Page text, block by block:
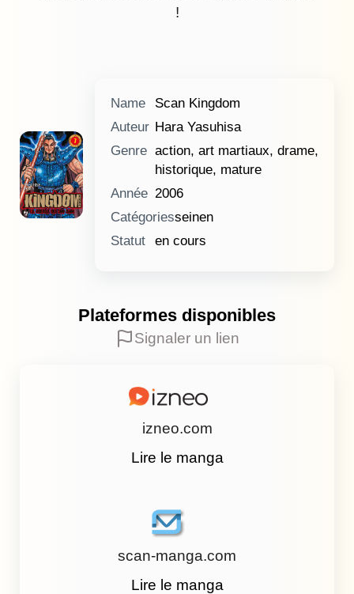
!
Name
Scan Kingdom
Auteur Hara Yasuhisa
Genre action, art martiaux, drame,
historique, mature
Année 2006
Catégoriesseinen
Statut
en cours
Plateformes disponibles
Signaler un lien
izneo.com
Lire le manga
scan-manga.com
Lire le manga